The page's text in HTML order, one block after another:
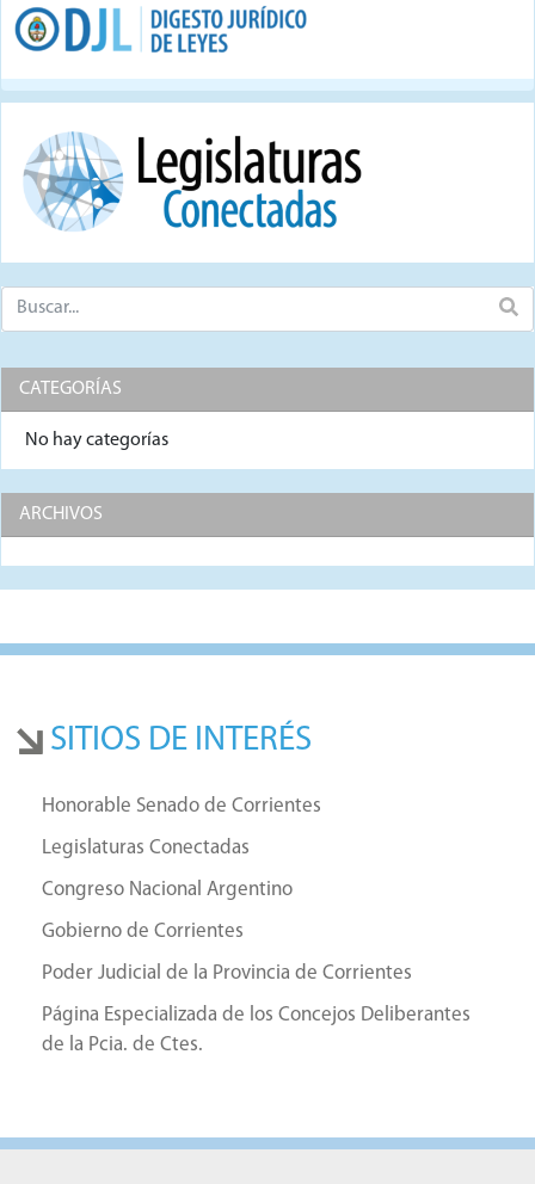
CATEGORÍAS
No hay categorías
ARCHIVOS
SITIOS DE INTERÉS
Honorable Senado de Corrientes
Legislaturas Conectadas
Congreso Nacional Argentino
Gobierno de Corrientes
Poder Judicial de la Provincia de Corrientes
Página Especializada de los Concejos Deliberantes
de la Pcia. de Ctes.